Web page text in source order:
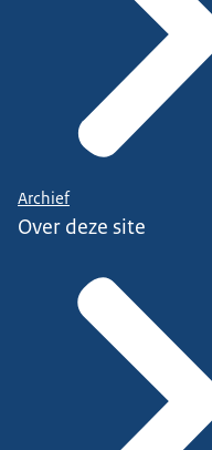
Archief
Over deze site